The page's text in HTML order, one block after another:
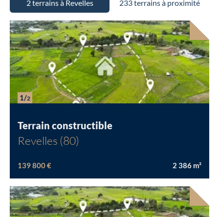
2 terrains à Revelles 233 terrains à proximité
1/2
Terrain constructible
Revelles (80)
139 800 € 2 386 m²